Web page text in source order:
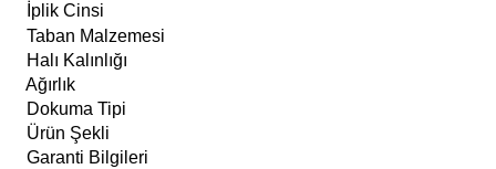
İplik Cinsi
Taban Malzemesi
Halı Kalınlığı
Ağırlık
Dokuma Tipi
Ürün Şekli
Garanti Bilgileri